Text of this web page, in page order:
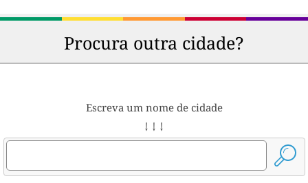
Procura outra cidade?
Escreva um nome de cidade
↓ ↓ ↓